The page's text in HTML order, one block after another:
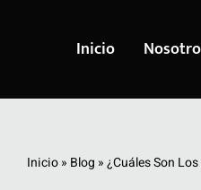
Inicio
Inicio» Blog »¿Cuáles Son